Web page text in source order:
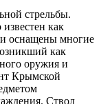
стрельбы.
как
оснащены многие
как
оружия и
Крымской
Ствол